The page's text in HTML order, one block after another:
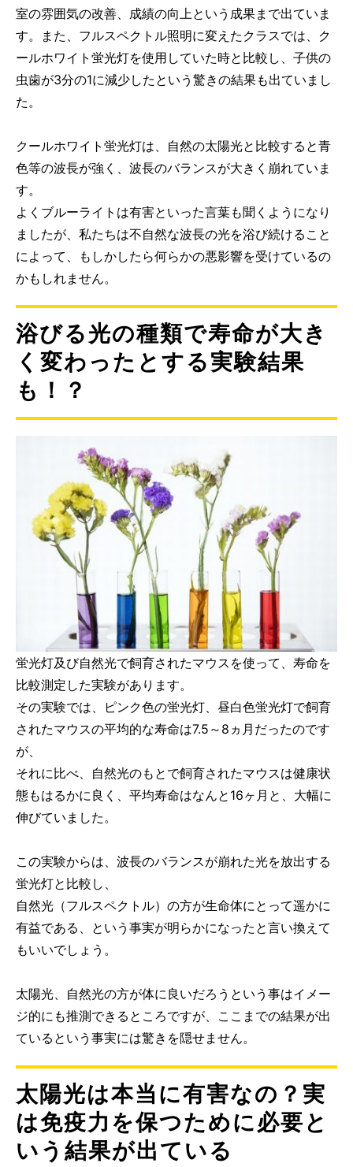
室の雰囲気の改善、成績の向上という成果まで出ていま
す。また、フルスペクトル照明に変えたクラスでは、ク
ールホワイト蛍光灯を使用していた時と比較し、子供の
虫歯が3分の1に減少したという驚きの結果も出ていまし
た。
クールホワイト蛍光灯は、自然の太陽光と比較すると青
色等の波長が強く、波長のバランスが大きく崩れていま
す。
よくブルーライトは有害といった言葉も聞くようになり
ましたが、私たちは不自然な波長の光を浴び続けること
によって、もしかしたら何らかの悪影響を受けているの
かもしれません。
浴びる光の種類で寿命が大き
く変わったとする実験結果
も！？
蛍光灯及び自然光で飼育されたマウスを使って、寿命を
比較測定した実験があります。
その実験では、ピンク色の蛍光灯、昼白色蛍光灯で飼育
されたマウスの平均的な寿命は7.5～8ヵ月だったのです
が、
それに比べ、自然光のもとで飼育されたマウスは健康状
態もはるかに良く、平均寿命はなんと16ヶ月と、大幅に
伸びていました。
この実験からは、波長のバランスが崩れた光を放出する
蛍光灯と比較し、
自然光（フルスペクトル）の方が生命体にとって遥かに
有益である、という事実が明らかになったと言い換えて
もいいでしょう。
太陽光、自然光の方が体に良いだろうという事はイメー
ジ的にも推測できるところですが、ここまでの結果が出
ているという事実には驚きを隠せません。
太陽光は本当に有害なの？実
は免疫力を保つために必要と
いう結果が出ている